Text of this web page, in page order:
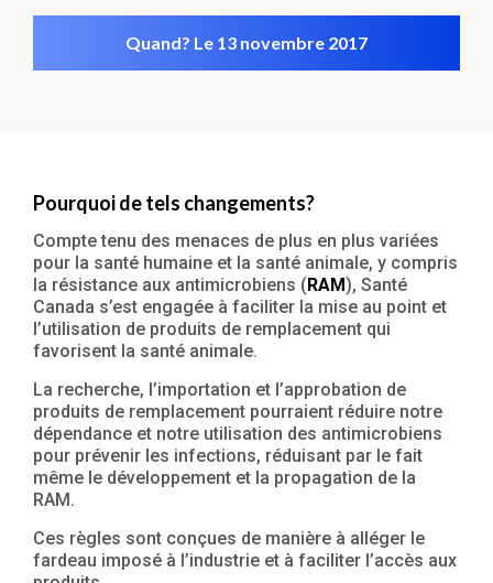
Quand? Le 13 novembre 2017
Pourquoi de tels changements?
Compte tenu des menaces de plus en plus variées
pour la santé humaine et la santé animale, y compris
la résistance aux antimicrobiens (RAM), Santé
Canada s’est engagée à faciliter la mise au point et
l’utilisation de produits de remplacement qui
favorisent la santé animale.
La recherche, l’importation et l’approbation de
produits de remplacement pourraient réduire notre
dépendance et notre utilisation des antimicrobiens
pour prévenir les infections, réduisant par le fait
même le développement et la propagation de la
RAM.
Ces règles sont conçues de manière à alléger le
fardeau imposé à l’industrie et à faciliter l’accès aux